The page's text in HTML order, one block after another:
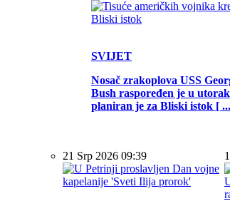
SVIJET
Nosač zrakoplova USS
Bush raspoređen je u
planiran je za Bliski istok [
21 Srp 2026 09:39